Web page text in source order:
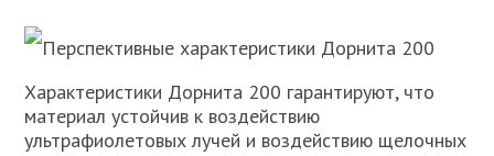
Перспективные характеристики Дорнита 200
Характеристики Дорнита 200 гарантируют, что
материал устойчив к воздействию
ультрафиолетовых лучей и воздействию щелочных